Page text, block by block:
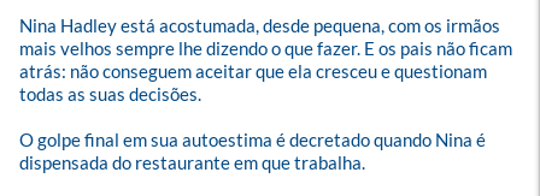
Nina Hadley está acostumada, desde pequena, com os irmãos
mais velhos sempre lhe dizendo o que fazer. E os pais não ficam
atrás: não conseguem aceitar que ela cresceu e questionam
todas as suas decisões.
O golpe final em sua autoestima é decretado quando Nina é
dispensada do restaurante em que trabalha.